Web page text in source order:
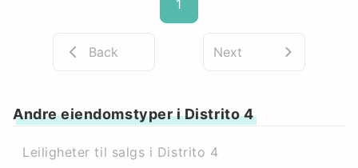
1
Back Next
Andre eiendomstyper i Distrito 4
Leiligheter til salgs i Distrito 4